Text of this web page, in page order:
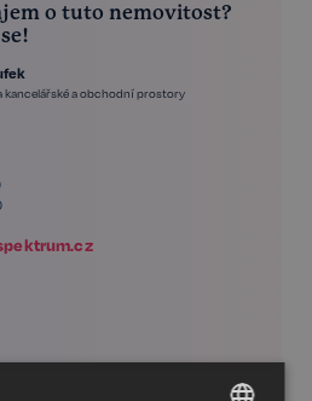
o tuto nemovitost?
kancelářské a obchodní prostory